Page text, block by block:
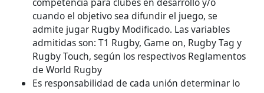
cuando el objetivo sea difundir el juego, se
admite jugar Rugby Modificado. Las variables
admitidas son: T1 Rugby, Game on, Rugby Tag y
Rugby Touch, según los respectivos Reglamentos
de World Rugby
Es responsabilidad de cada unión determinar lo